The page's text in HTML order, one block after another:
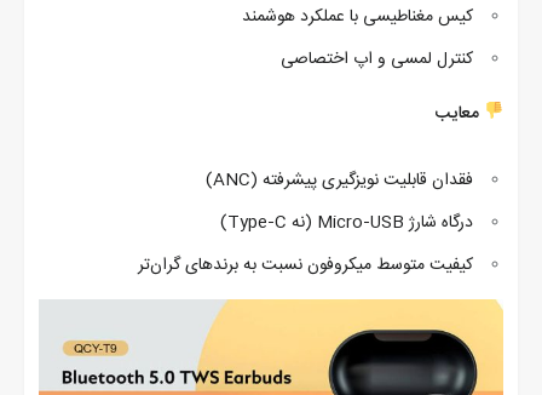
کیس مغناطیسی با عملکرد هوشمند
کنترل لمسی و اپ اختصاصی
معایب
فقدان قابلیت نویز‌گیری پیشرفته (ANC)
درگاه شارژ Micro‑USB (نه Type‑C)
کیفیت متوسط میکروفون نسبت به برندهای گران‌تر